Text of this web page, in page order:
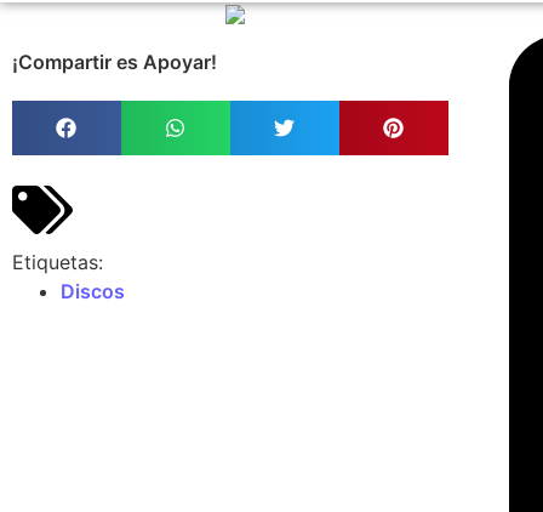
¡Compartir es Apoyar!
Etiquetas:
Discos